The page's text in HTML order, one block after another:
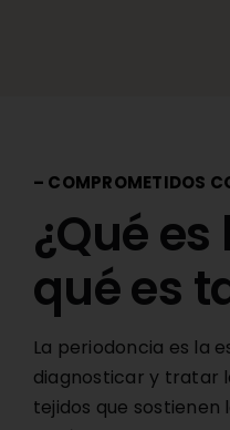
– COMPROMETIDOS
¿Qué
qué es
La periodoncia es la
diagnosticar y tratar
tejidos que sostienen